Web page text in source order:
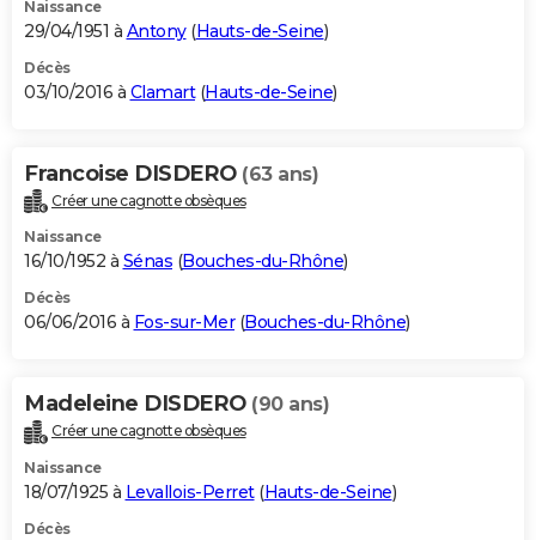
Naissance
29/04/1951 à Antony(Hauts-de-Seine)
Décès
03/10/2016 à Clamart(Hauts-de-Seine)
Francoise DISDERO (63 ans)
Créer une cagnotte obsèques
Naissance
16/10/1952 à Sénas (Bouches-du-Rhône)
Décès
06/06/2016 à Fos-sur-Mer(Bouches-du-Rhône)
Madeleine DISDERO (90 ans)
Créer une cagnotte obsèques
Naissance
18/07/1925 à Levallois-Perret(Hauts-de-Seine)
Décès